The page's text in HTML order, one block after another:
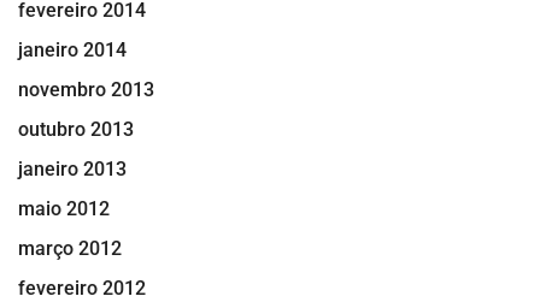
fevereiro 2014
janeiro 2014
novembro 2013
outubro 2013
janeiro 2013
maio 2012
março 2012
fevereiro 2012